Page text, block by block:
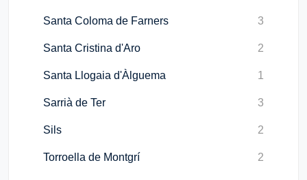
Santa Coloma de Farners 3
Santa Cristina d'Aro 2
Santa Llogaia d'Àlguema 1
Sarrià de Ter 3
Sils 2
Torroella de Montgrí 2